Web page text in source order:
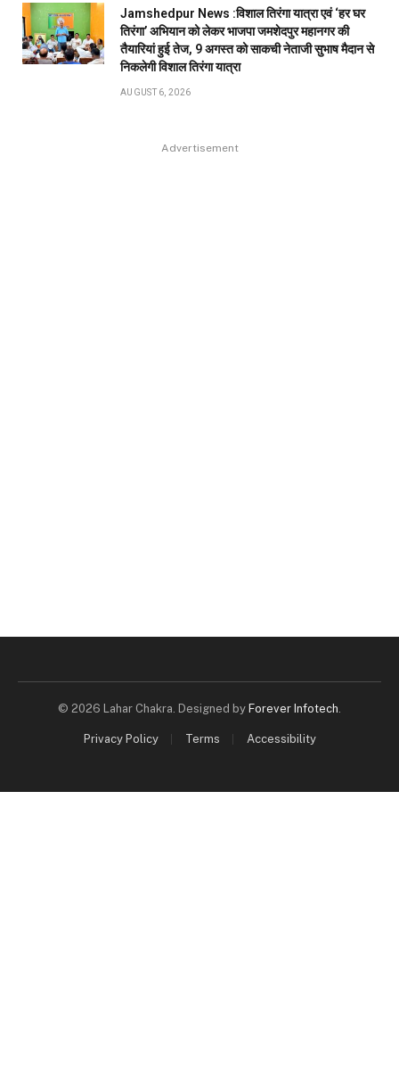
Jamshedpur News :विशाल तिरंगा यात्रा एवं ‘हर घर
तिरंगा’ अभियान को लेकर भाजपा जमशेदपुर महानगर की
तैयारियां हुई तेज, 9 अगस्त को साकची नेताजी सुभाष मैदान से
निकलेगी विशाल तिरंगा यात्रा
AUGUST 6, 2026
Advertisement
© 2026 Lahar Chakra. Designed by Forever Infotech.
Privacy Policy Terms Accessibility